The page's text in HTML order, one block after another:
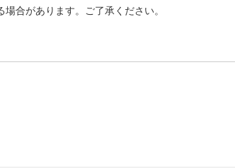
合があります。ご了承ください。